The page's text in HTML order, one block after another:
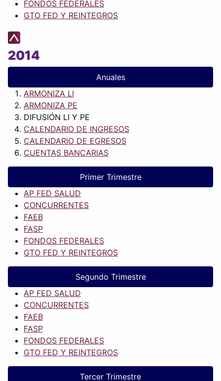
FONDOS FEDERALES
GTO FED Y REINTEGROS
2014
Anuales
ARMONIZA LI
ARMONIZA PE
DIFUSIÓN LI Y PE
CALENDARIO DE INGRESOS
CALENDARIO DE EGRESOS
CUENTAS BANCARIAS
Primer Trimestre
AP FED SALUD
CONCURRENTES
FAEB
FASP
FONDOS FEDERALES
GTO FED Y REINTEGROS
Segundo Trimestre
AP FED SALUD
CONCURRENTES
FAEB
FASP
FONDOS FEDERALES
GTO FED Y REINTEGROS
Tercer Trimestre